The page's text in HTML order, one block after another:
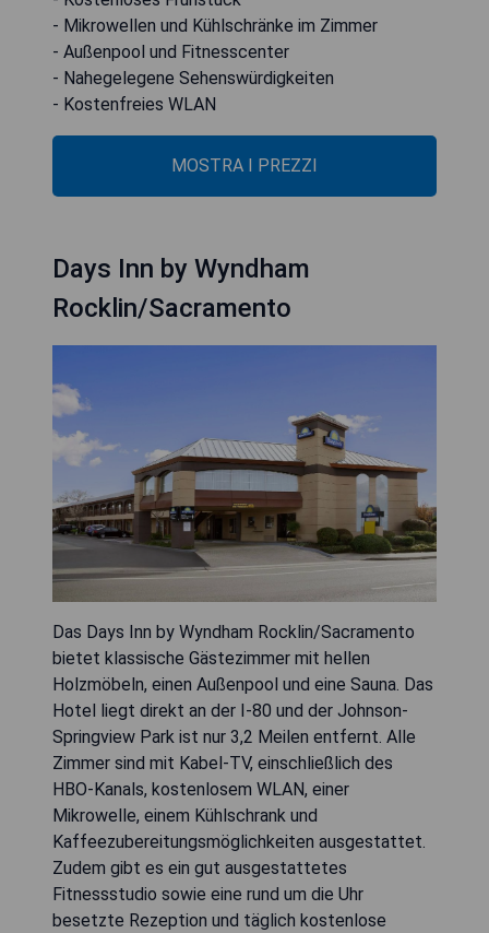
- Mikrowellen und Kühlschränke im Zimmer
- Außenpool und Fitnesscenter
- Nahegelegene Sehenswürdigkeiten
- Kostenfreies WLAN
MOSTRA I PREZZI
Days Inn by Wyndham
Rocklin/Sacramento
Das Days Inn by Wyndham Rocklin/Sacramento
bietet klassische Gästezimmer mit hellen
Holzmöbeln, einen Außenpool und eine Sauna. Das
Hotel liegt direkt an der I-80 und der Johnson-
Springview Park ist nur 3,2 Meilen entfernt. Alle
Zimmer sind mit Kabel-TV, einschließlich des
HBO-Kanals, kostenlosem WLAN, einer
Mikrowelle, einem Kühlschrank und
Kaffeezubereitungsmöglichkeiten ausgestattet.
Zudem gibt es ein gut ausgestattetes
Fitnessstudio sowie eine rund um die Uhr
besetzte Rezeption und täglich kostenlose